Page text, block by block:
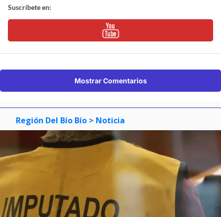
Suscríbete en:
Mostrar Comentarios
Región Del Bío Bío > Noticia